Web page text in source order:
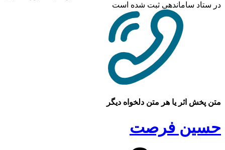
در ستاد ساماندهی ثبت شده است
متن پخش اثر یا هر متن دلخواه دیگر
حسین فرصت